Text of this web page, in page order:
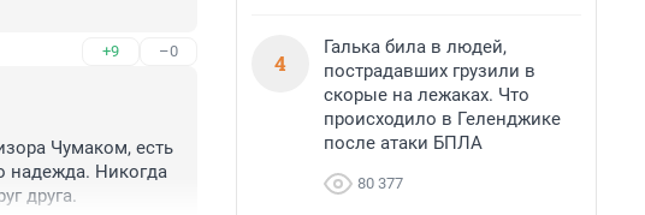
+9 –0
Чумаком, есть
надежда. Никогда
друга.
4
Галька била в людей,
пострадавших грузили в
скорые на лежаках. Что
происходило в Геленджике
после атаки БПЛА
80 377